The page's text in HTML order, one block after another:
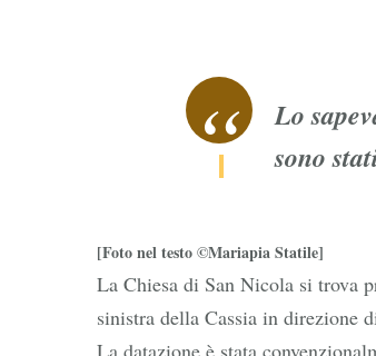
Lo
sono
[Foto nel testo ©Mariapia Statile]
La Chiesa di San Nicola si trova
sinistra della Cassia in direzione
La datazione è stata